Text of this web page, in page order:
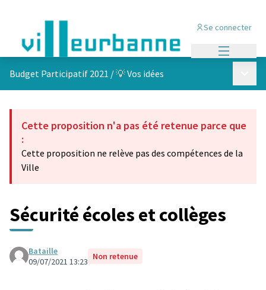
Se connecter
Budget Participatif 2021 /💡 Vos idées
Cette proposition n'a pas été retenue parce que
:
Cette proposition ne relève pas des compétences de la
Ville
Sécurité écoles et collèges
Bataille
09/07/2021 13:23 Non retenue